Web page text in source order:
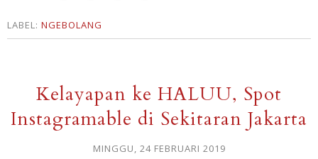
LABEL: NGEBOLANG
Kelayapan ke HALUU, Spot
Instagramable di Sekitaran Jakarta
MINGGU, 24 FEBRUARI 2019